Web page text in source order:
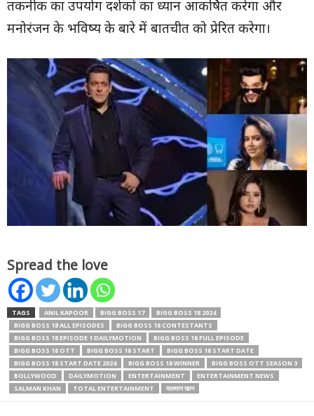
तकनीक का उपयोग दर्शकों का ध्यान आकर्षित करेगा और
मनोरंजन के भविष्य के बारे में बातचीत को प्रेरित करेगा।
Spread the love
TAGS ANIL KAPOOR BIGG BOSS 17
BIGG BOSS 18 2024
BIGG BOSS 18 ALL EPISODES
BIGG BOSS 18 CONTESTANTS
BIGG BOSS 18 EPISODE 1 DAILYMOTION
BIGG BOSS 18 FULL EPISODE
BIGG BOSS 18 OTT
BIGG BOSS 18 START
BIGG BOSS 18 START DATE
BIGG BOSS 18 START DATE 2024
BIGG BOSS 18 WINNER
BIGG BOSS OTT SEASON 3
BOLLYWOOD
DAILYMOTION ENTERTAINMENT
ENTERTAINMENT NEWS
SALMAN KHAN
TOTAL ENTERTAINMENT सलमान खान